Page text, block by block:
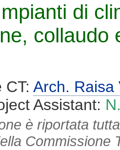
di
collaudo
CT: Arch. Raisa
Assistant:
è riportata
Commissione